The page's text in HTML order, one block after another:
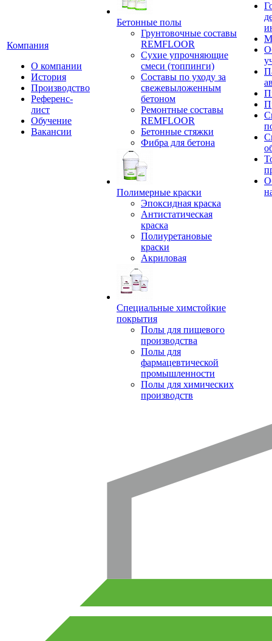
Компания
О компании
История
Производство
Референс-
лист
Обучение
Вакансии
Бетонные полы
Грунтовочные составы
REMFLOOR
Сухие упрочняющие
смеси (топпинги)
Составы по уходу за
свежевыложенным
бетоном
Ремонтные составы
REMFLOOR
Бетонные стяжки
Фибра для бетона
Полимерные краски
Эпоксидная краска
Антистатическая
краска
Полиуретановые
краски
Акриловая
Специальные химстойкие
покрытия
Полы для пищевого
производства
Полы для
фармацевтической
промышленности
Полы для химических
производств